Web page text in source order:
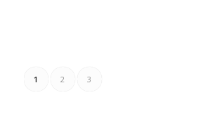
1 2 3